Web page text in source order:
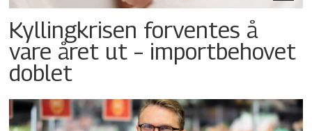
Kyllingkrisen forventes å
vare året ut – importbehovet
doblet